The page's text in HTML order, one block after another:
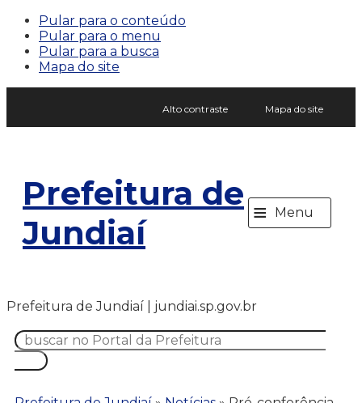
Pular para o conteúdo
Pular para o menu
Pular para a busca
Mapa do site
Alto contraste Mapa do site
Prefeitura de
Jundiaí
≡ Menu
Prefeitura de Jundiaí | jundiai.sp.gov.br